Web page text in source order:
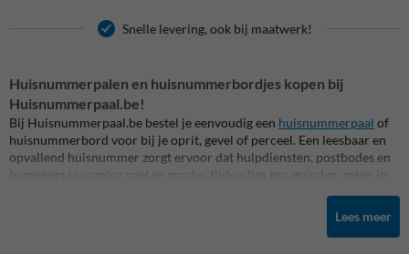
Snelle levering, ook bij maatwerk!
Huisnummerpalen en huisnummerbordjes kopen bij
Huisnummerpaal.be!
Bij Huisnummerpaal.be bestel je eenvoudig een huisnummerpaal of
huisnummerbord voor bij je oprit, gevel of perceel. Een leesbaar en
opvallend huisnummer zorgt ervoor dat hulpdiensten, postbodes en
bezoekers je woning snel en zonder tijdverlies terugvinden, zeker in
huisnummerpaal of huisnummerbord een sterke keuze voor iedere
woning, boerderij of perceel dat niet direct aan de straat zichtbaar is.
Lees meer